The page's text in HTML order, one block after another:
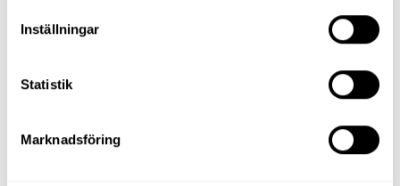
Inställningar
Statistik
Marknadsföring
Hallmöbler
Ljusbelysta Glastavlor